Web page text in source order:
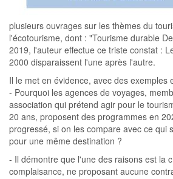
plusieurs ouvrages sur les thèmes du
l'écotourisme, dont : "Tourisme durable
2019, l'auteur effectue ce triste constat :
2000 disparaissent l'une après l'autre.
Il le met en évidence, avec des exemples
- Pourquoi les agences de voyages,
association qui prétend agir pour le
20 ans, proposent des programmes en
progressé, si on les compare avec ce qui
pour une même destination ?
- Il démontre que l'une des raisons est la
complaisance, ne proposant aucune